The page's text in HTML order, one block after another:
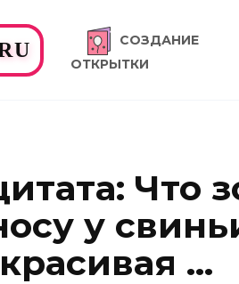
СОЗДАНИЕ
ОТКРЫТКИ
Что
у
…